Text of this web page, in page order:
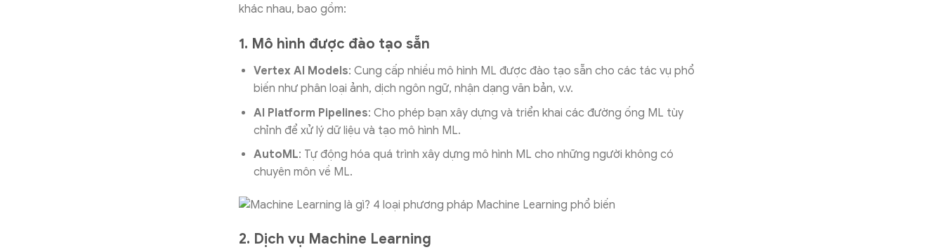
khác nhau, bao gồm:
1. Mô hình được đào tạo sẵn
Vertex AI Models: Cung cấp nhiều mô hình ML được đào tạo sẵn cho các tác vụ phổ
biến như phân loại ảnh, dịch ngôn ngữ, nhận dạng văn bản, v.v.
AI Platform Pipelines: Cho phép bạn xây dựng và triển khai các đường ống ML tùy
chỉnh để xử lý dữ liệu và tạo mô hình ML.
AutoML: Tự động hóa quá trình xây dựng mô hình ML cho những người không có
chuyên môn về ML.
2. Dịch vụ Machine Learning